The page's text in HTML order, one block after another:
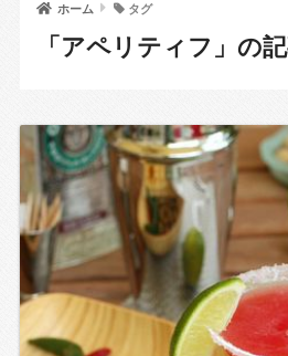
ホーム タグ
「アペリティフ」の